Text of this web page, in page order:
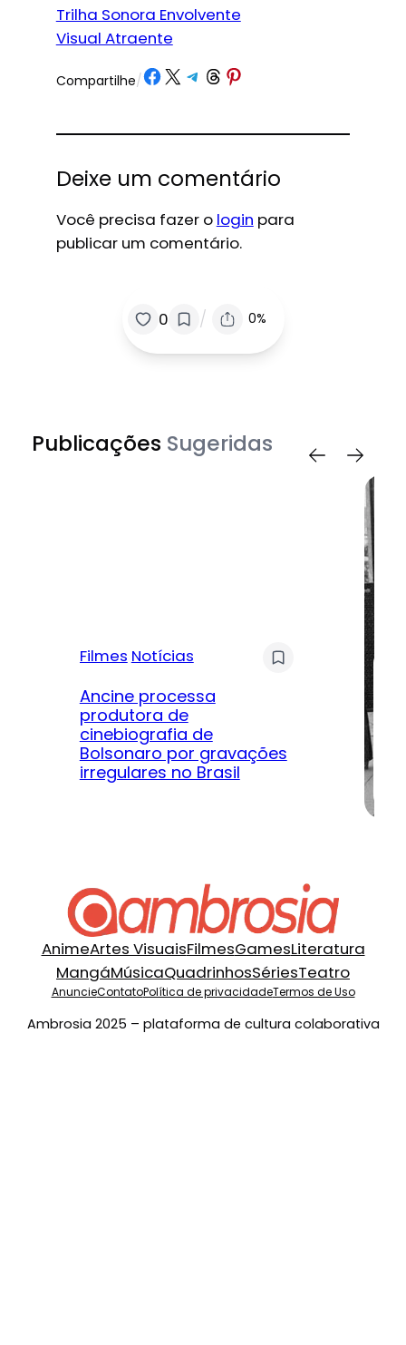
Trilha Sonora Envolvente
Visual Atraente
Compartilhe/Share on Facebook
Share on X Share on Telegram
Share on Threads
Share on Pinterest
Deixe um comentário
Você precisa fazer o login para
publicar um comentário.
0 / 0%
Publicações Sugeridas
Filmes Notícias
Ancine processa
produtora de
cinebiografia de
Bolsonaro por gravações
irregulares no Brasil
AnimeArtes VisuaisFilmesGamesLiteratura
MangáMúsicaQuadrinhosSériesTeatro
AnuncieContatoPolítica de privacidadeTermos de Uso
Ambrosia 2025 – plataforma de cultura colaborativa